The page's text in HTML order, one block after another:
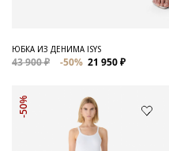
ЮБКА ИЗ ДЕНИМА ISYS
43 900 ₽ -50% 21 950 ₽
-50%